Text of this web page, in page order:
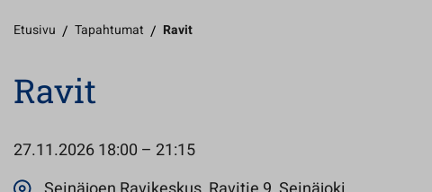
Etusivu / Tapahtumat / Ravit
Ravit
27.11.202618:00 – 21:15